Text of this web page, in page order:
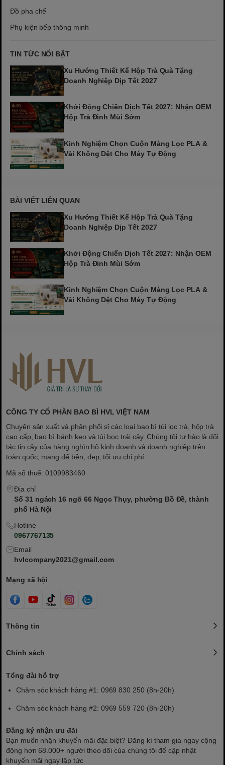
Đồ pha chế
Phụ kiện bếp thông minh
TIN TỨC NỔI BẬT
Xu Hướng Thiết Kế Hộp Trà Quà Tặng
Doanh Nghiệp Dịp Tết 2027
Khởi Động Chiến Dịch Tết 2027: Nhận OEM
Hộp Trà Đinh Mùi Sớm
Kinh Nghiệm Chọn Cuộn Màng Lọc PLA &
Vải Không Dệt Cho Máy Tự Động
BÀI VIẾT LIÊN QUAN
Xu Hướng Thiết Kế Hộp Trà Quà Tặng
Doanh Nghiệp Dịp Tết 2027
Khởi Động Chiến Dịch Tết 2027: Nhận OEM
Hộp Trà Đinh Mùi Sớm
Kinh Nghiệm Chọn Cuộn Màng Lọc PLA &
Vải Không Dệt Cho Máy Tự Động
CÔNG TY CỔ PHẦN BAO BÌ HVL VIỆT NAM
Chuyên sản xuất và phân phối sỉ các loại bao bì túi lọc trà, hộp trà
cao cấp, bao bì bánh kẹo và túi bọc trái cây. Chúng tôi tự hào là đối
tác tin cậy của hàng nghìn hộ kinh doanh và doanh nghiệp trên
toàn quốc, mang đế bền, đẹp, tối ưu chi phí.
Mã số thuế: 0109983460
Địa chỉ
Số 31 ngách 16 ngõ 66 Ngọc Thụy, phường Bồ Đề, thành
phố Hà Nội
Hotline
0967767135
Email
hvlcompany2021@gmail.com
Mạng xã hội
Thông tin
Chính sách
Tổng đài hỗ trợ
Chăm sóc khách hàng #1: 0969 830 250 (8h-20h)
Chăm sóc khách hàng #2: 0969 559 720 (8h-20h)
Đăng ký nhận ưu đãi
Bạn muốn nhận khuyến mãi đặc biệt? Đăng kí tham gia ngay cộng
động hơn 68.000+ người theo dõi của chúng tôi để cập nhật
khuyến mãi ngay lập tức